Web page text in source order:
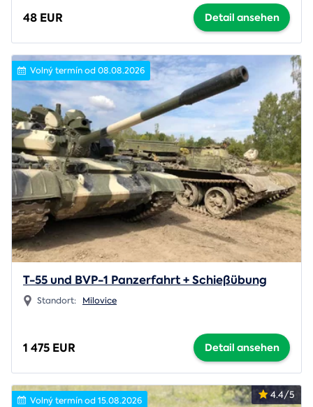
48 EUR Detail ansehen
Volný termín od 08.08.2026
T-55 und BVP-1 Panzerfahrt + Schießübung
Standort: Milovice
1 475 EUR Detail ansehen
4.4/5
Volný termín od 15.08.2026